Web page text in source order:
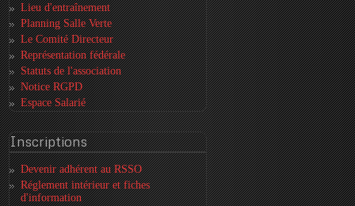
Lieu d'entraînement
Planning Salle Verte
Le Comité Directeur
Représentation fédérale
Statuts de l'association
Notice RGPD
Espace Salarié
Inscriptions
Devenir adhérent au RSSO
Réglement intérieur et fiches
d'information